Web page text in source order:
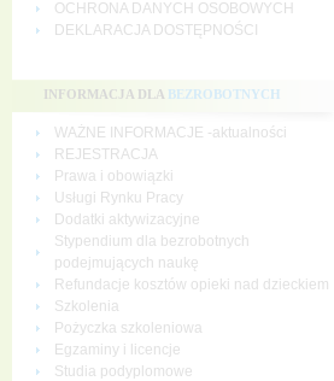
OCHRONA DANYCH OSOBOWYCH
DEKLARACJA DOSTĘPNOŚCI
INFORMACJA DLA BEZROBOTNYCH
WAŻNE INFORMACJE -aktualności
REJESTRACJA
Prawa i obowiązki
Usługi Rynku Pracy
Dodatki aktywizacyjne
Stypendium dla bezrobotnych
podejmujących naukę
Refundacje kosztów opieki nad dzieckiem
Szkolenia
Pożyczka szkoleniowa
Egzaminy i licencje
Studia podyplomowe